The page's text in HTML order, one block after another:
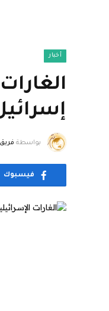
أخبار
بواسطة فريق
فيسبوك